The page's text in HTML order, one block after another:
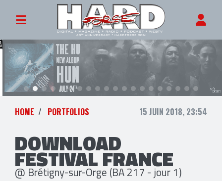
HOME PORTFOLIOS 15 JUIN 2018, 23:54
DOWNLOAD
FESTIVAL FRANCE
@ Brétigny-sur-Orge (BA 217 - jour 1)